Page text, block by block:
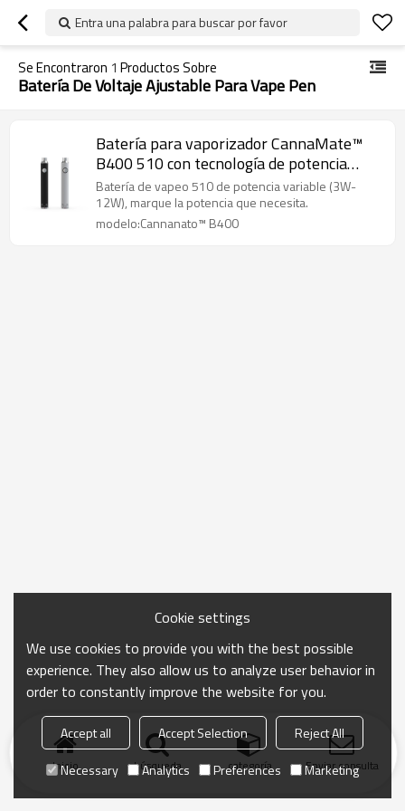
Entra una palabra para buscar por favor
Se Encontraron 1 Productos Sobre
Batería De Voltaje Ajustable Para Vape Pen
Batería para vaporizador CannaMate™
B400 510 con tecnología de potencia
ajustable
Batería de vapeo 510 de potencia variable (3W-
12W), marque la potencia que necesita.
modelo:Cannanato™ B400
Inicio búsqueda categoría Enviar consulta
Cookie settings
We use cookies to provide you with the best possible
experience. They also allow us to analyze user behavior in
order to constantly improve the website for you.
Accept all Accept Selection
Reject All
Necessary
Analytics Preferences Marketing